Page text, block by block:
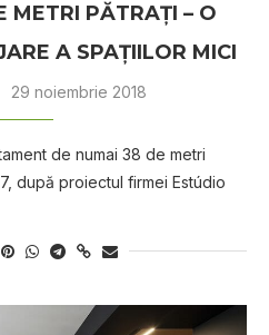
METRI PĂTRAŢI – O
A SPAȚIILOR MICI
29 noiembrie 2018
de numai 38 de metri
după proiectul firmei Estúdio